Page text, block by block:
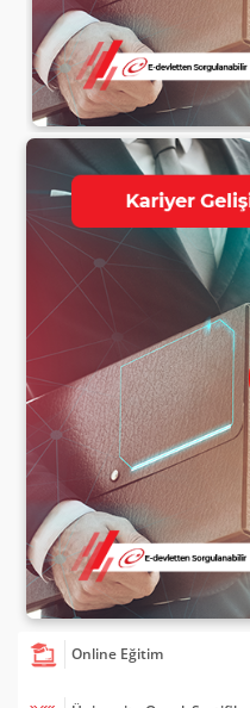
Online Eğitim